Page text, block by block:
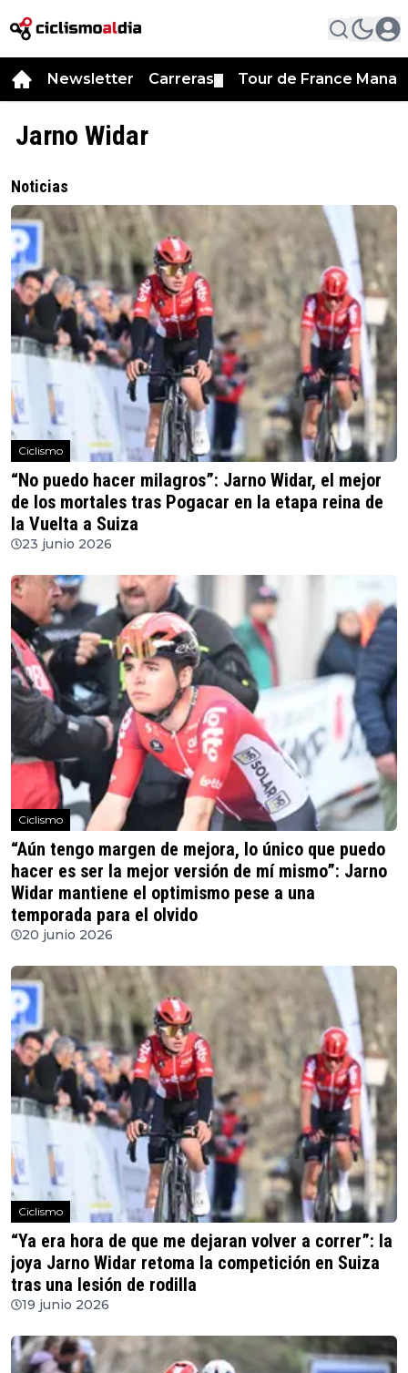
Newsletter Carreras Tour de France
Jarno Widar
Noticias
Ciclismo
“No puedo hacer milagros”: Jarno Widar, el mejor
de los mortales tras Pogacar en la etapa reina de
la Vuelta a Suiza
23 junio 2026
Ciclismo
“Aún tengo margen de mejora, lo único que puedo
hacer es ser la mejor versión de mí mismo”: Jarno
Widar mantiene el optimismo pese a una
temporada para el olvido
20 junio 2026
Ciclismo
“Ya era hora de que me dejaran volver a correr”: la
joya Jarno Widar retoma la competición en Suiza
tras una lesión de rodilla
19 junio 2026